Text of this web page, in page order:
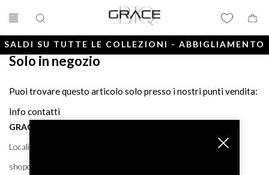
SALDI SU TUTTE LE COLLEZIONI - ABBIGLIAMENTO
Solo in negozio
Puoi trovare questo articolo solo presso i nostri punti vendita:
Info contatti
GRACE BTQ
Località Porto, 38 58043 - PUNTA ALA (GR) GRACE BTQ
shoponline@gracebtq.com